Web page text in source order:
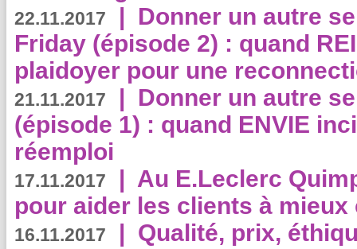
22.11.2017 | Donner un autre
Friday (épisode 2) : quand
plaidoyer pour une
21.11.2017 | Donner un autre
(épisode 1) : quand ENVIE
réemploi
17.11.2017 | Au E.Leclerc
pour aider les clients à
16.11.2017 | Qualité, prix,